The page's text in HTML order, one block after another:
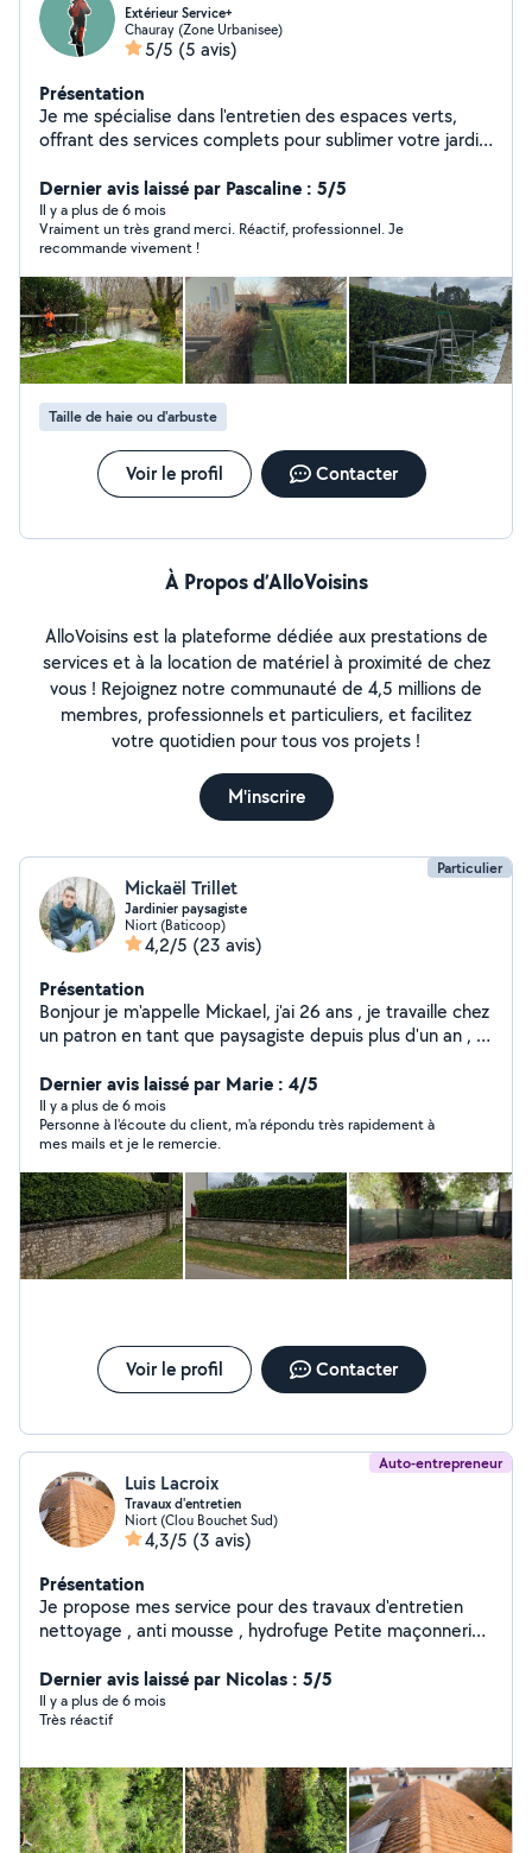
Extérieur Service+
Chauray (Zone Urbanisee)
5/5 (5 avis)
Présentation
Je me spécialise dans l'entretien des espaces verts,
offrant des services complets pour sublimer votre jardin
la taille d'arbustes, taille de haies...
Dernier avis laissé par Pascaline : 5/5
Il y a plus de 6 mois
Vraiment un très grand merci. Réactif, professionnel. Je
recommande vivement !
Taille de haie ou d'arbuste
Voir le profil Contacter
À Propos d’AlloVoisins
AlloVoisins est la plateforme dédiée aux prestations de
services et à la location de matériel à proximité de chez
vous ! Rejoignez notre communauté de 4,5 millions de
membres, professionnels et particuliers, et facilitez
votre quotidien pour tous vos projets !
M'inscrire
Particulier
Mickaël Trillet
Jardinier paysagiste
Niort (Baticoop)
4,2/5 (23 avis)
Présentation
Bonjour je m'appelle Mickael, j'ai 26 ans , je travaille chez
un patron en tant que paysagiste depuis plus d'un an , je
plantation, taillage de haies et arbre , tonte... Je serai
ravie de répondre à vos attente et vos demande et
ainsi de vous conseiller N'hésitez pas à me contacter
Dernier avis laissé par Marie : 4/5
Il y a plus de 6 mois
Personne à l'écoute du client, m'a répondu très rapidement à
mes mails et je le remercie.
Voir le profil Contacter
Auto-entrepreneur
Luis Lacroix
Travaux d'entretien
Niort (Clou Bouchet Sud)
4,3/5 (3 avis)
Présentation
Je propose mes service pour des travaux d'entretien
nettoyage , anti mousse , hydrofuge Petite maçonnerie ,
Fin de chantier Toiture Façade Muret Portail Terrasse
Entretien espace vert Taille de hais Tonte de pelouse
Élagage Évacuation des déchets verts Un travaille bien
Dernier avis laissé par Nicolas : 5/5
Il y a plus de 6 mois
Très réactif